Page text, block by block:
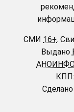
СМИ 16+.
Выдано